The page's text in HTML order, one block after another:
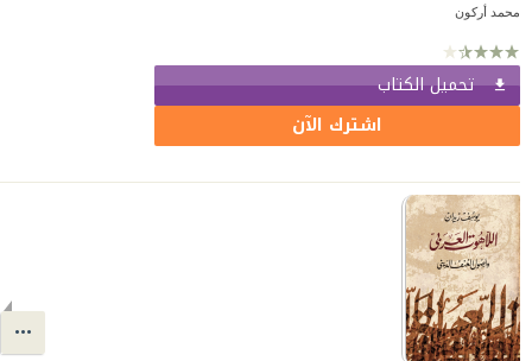
محمد أركون
تحميل الكتاب
اشترك الآن